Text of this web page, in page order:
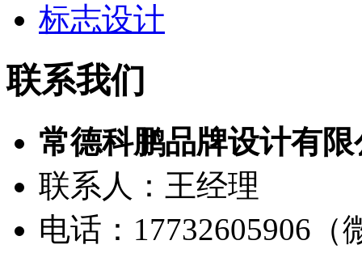
标志设计
联系我们
常德科鹏品牌设计有限
联系人：王经理
电话：17732605906（